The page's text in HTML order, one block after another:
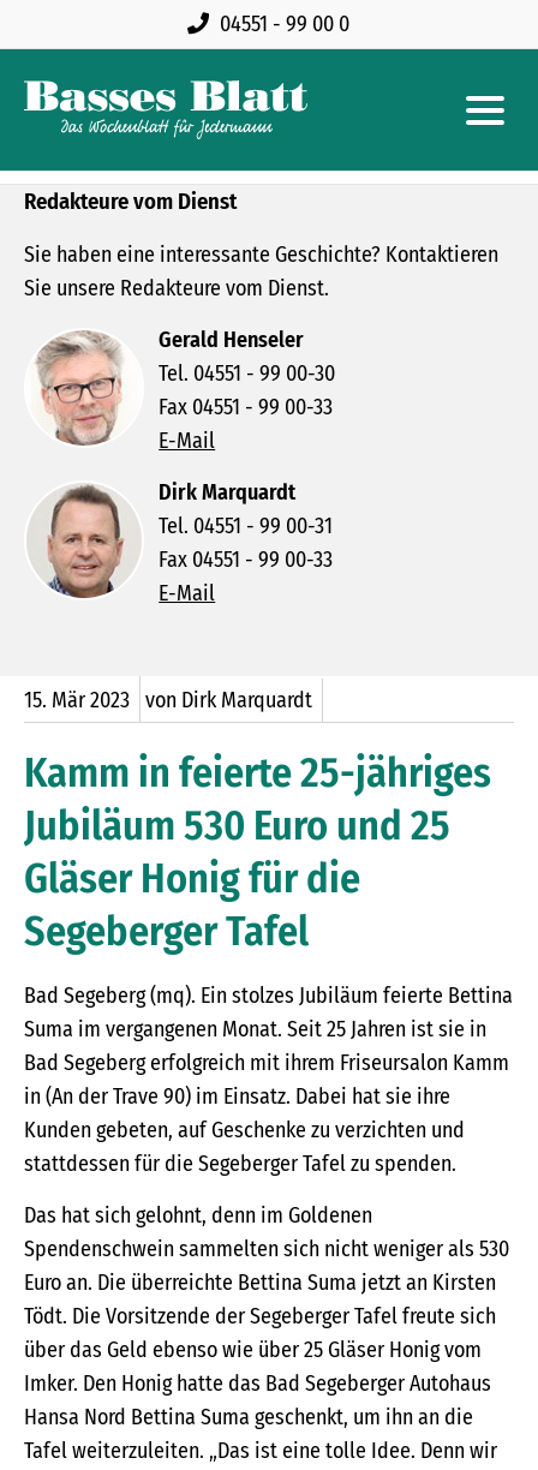
04551 - 99 00 0
Redakteure vom Dienst
Sie haben eine interessante Geschichte? Kontaktieren
Sie unsere Redakteure vom Dienst.
Gerald Henseler
Tel. 04551 - 99 00-30
Fax 04551 - 99 00-33
E-Mail
Dirk Marquardt
Tel. 04551 - 99 00-31
Fax 04551 - 99 00-33
E-Mail
15. Mär2023 von Dirk Marquardt
Kamm in feierte 25-jähriges
Jubiläum 530 Euro und 25
Gläser Honig für die
Segeberger Tafel
Bad Segeberg (mq). Ein stolzes Jubiläum feierte Bettina
Suma im vergangenen Monat. Seit 25 Jahren ist sie in
Bad Segeberg erfolgreich mit ihrem Friseursalon Kamm
in (An der Trave 90) im Einsatz. Dabei hat sie ihre
Kunden gebeten, auf Geschenke zu verzichten und
stattdessen für die Segeberger Tafel zu spenden.
Das hat sich gelohnt, denn im Goldenen
Spendenschwein sammelten sich nicht weniger als 530
Euro an. Die überreichte Bettina Suma jetzt an Kirsten
Tödt. Die Vorsitzende der Segeberger Tafel freute sich
über das Geld ebenso wie über 25 Gläser Honig vom
Imker. Den Honig hatte das Bad Segeberger Autohaus
Hansa Nord Bettina Suma geschenkt, um ihn an die
Tafel weiterzuleiten. „Das ist eine tolle Idee. Denn wir